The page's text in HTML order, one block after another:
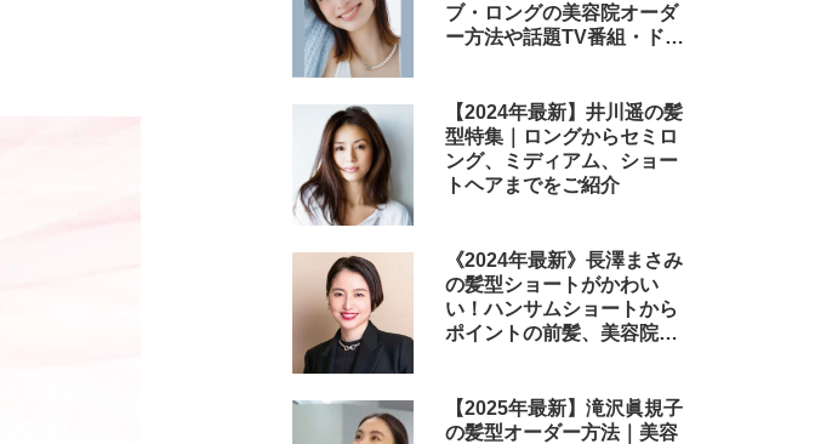
ブ・ロングの美容院オーダ
ー方法や話題TV番組・ドラ
【2024年最新】井川遥の髪
型特集｜ロングからセミロ
ング、ミディアム、ショー
トヘアまでをご紹介
《2024年最新》長澤まさみ
の髪型ショートがかわい
い！ハンサムショートから
ポイントの前髪、美容院で
【2025年最新】滝沢眞規子
の髪型オーダー方法｜美容